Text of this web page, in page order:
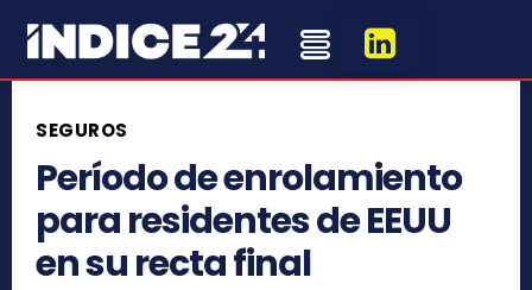
SEGUROS
Período de enrolamiento
para residentes de EEUU
en su recta final